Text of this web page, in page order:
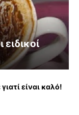
είναι καλό!